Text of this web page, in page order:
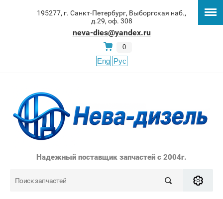
195277, г. Санкт-Петербург, Выборгская наб.,
д.29, оф. 308
neva-dies@yandex.ru
0
Eng Рус
Надежный поставщик запчастей с 2004г.